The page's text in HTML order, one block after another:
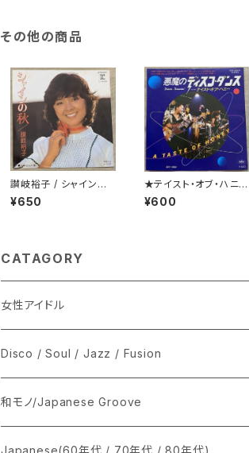
その他の商品
讃岐裕子 / シャインの
秋
¥650
★テイスト・オブ・ハニー
/ 悪魔のディスコ・ダン
ス
¥600
CATAGORY
女性アイドル
シングル盤
あ行
か行
LP
CD
Disco / Soul / Jazz / Fusion
シングル盤
A
12インチ・シングル
和モノ/Japanese Groove
シングル盤